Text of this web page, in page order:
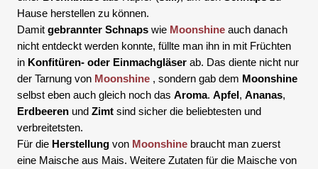
Hause herstellen zu können.
Damit gebrannter Schnaps wie Moonshine auch danach
nicht entdeckt werden konnte, füllte man ihn in mit Früchten
in Konfitüren- oder Einmachgläser ab. Das diente nicht nur
der Tarnung von Moonshine , sondern gab dem Moonshine
selbst eben auch gleich noch das Aroma. Apfel, Ananas,
Erdbeeren und Zimt sind sicher die beliebtesten und
verbreitetsten.
Für die Herstellung von Moonshine braucht man zuerst
eine Maische aus Mais. Weitere Zutaten für die Maische von